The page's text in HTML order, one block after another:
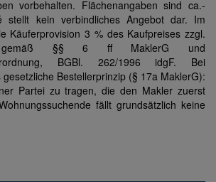
vorbehalten. Flächenangaben sind ca.-
stellt kein verbindliches Angebot dar. Im
Käuferprovision 3 % des Kaufpreises zzgl.
§§ 6 ff MaklerG und
BGBl. 262/1996 idgF. Bei
Bestellerprinzip (§ 17a MaklerG):
Partei zu tragen, die den Makler zuerst
fällt grundsätzlich keine